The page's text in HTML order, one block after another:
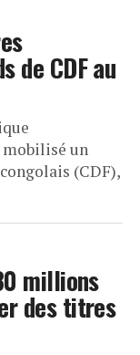
de CDF au
mobilisé un
(CDF),
millions
des titres